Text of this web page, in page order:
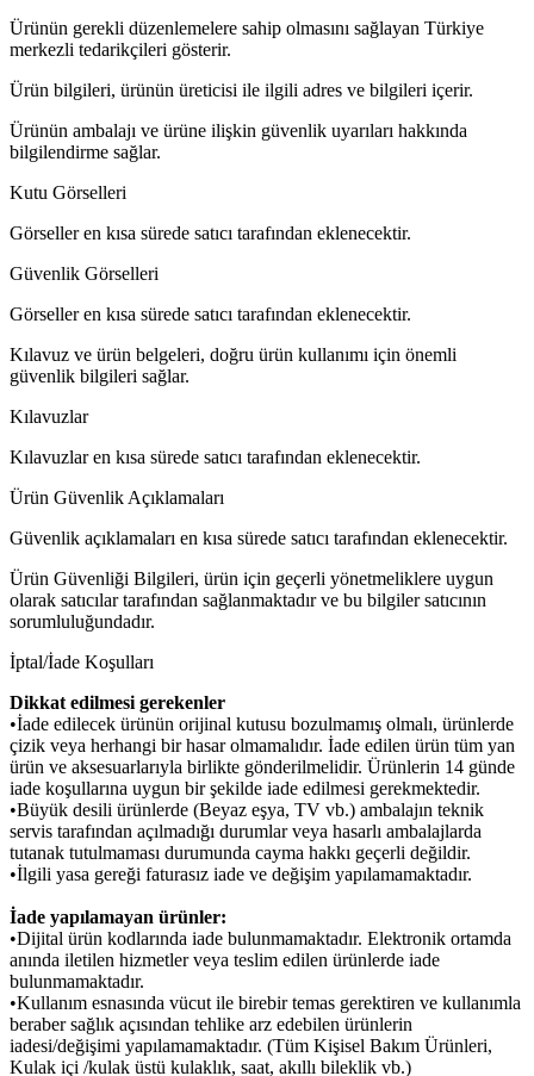
Ürünün gerekli düzenlemelere sahip olmasını sağlayan Türkiye
merkezli tedarikçileri gösterir.
Ürün bilgileri, ürünün üreticisi ile ilgili adres ve bilgileri içerir.
Ürünün ambalajı ve ürüne ilişkin güvenlik uyarıları hakkında
bilgilendirme sağlar.
Kutu Görselleri
Görseller en kısa sürede satıcı tarafından eklenecektir.
Güvenlik Görselleri
Görseller en kısa sürede satıcı tarafından eklenecektir.
Kılavuz ve ürün belgeleri, doğru ürün kullanımı için önemli
güvenlik bilgileri sağlar.
Kılavuzlar
Kılavuzlar en kısa sürede satıcı tarafından eklenecektir.
Ürün Güvenlik Açıklamaları
Güvenlik açıklamaları en kısa sürede satıcı tarafından eklenecektir.
Ürün Güvenliği Bilgileri, ürün için geçerli yönetmeliklere uygun
olarak satıcılar tarafından sağlanmaktadır ve bu bilgiler satıcının
sorumluluğundadır.
İptal/İade Koşulları
Dikkat edilmesi gerekenler
•İade edilecek ürünün orijinal kutusu bozulmamış olmalı, ürünlerde
çizik veya herhangi bir hasar olmamalıdır. İade edilen ürün tüm yan
ürün ve aksesuarlarıyla birlikte gönderilmelidir. Ürünlerin 14 günde
iade koşullarına uygun bir şekilde iade edilmesi gerekmektedir.
•Büyük desili ürünlerde (Beyaz eşya, TV vb.) ambalajın teknik
servis tarafından açılmadığı durumlar veya hasarlı ambalajlarda
tutanak tutulmaması durumunda cayma hakkı geçerli değildir.
•İlgili yasa gereği faturasız iade ve değişim yapılamamaktadır.
İade yapılamayan ürünler:
•Dijital ürün kodlarında iade bulunmamaktadır. Elektronik ortamda
anında iletilen hizmetler veya teslim edilen ürünlerde iade
bulunmamaktadır.
•Kullanım esnasında vücut ile birebir temas gerektiren ve kullanımla
beraber sağlık açısından tehlike arz edebilen ürünlerin
iadesi/değişimi yapılamamaktadır. (Tüm Kişisel Bakım Ürünleri,
Kulak içi /kulak üstü kulaklık, saat, akıllı bileklik vb.)